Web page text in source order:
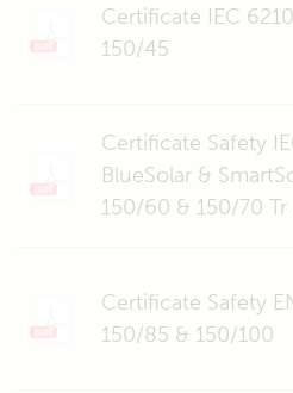
Certificate IEC
150/45
Certificate Safety
BlueSolar &
150/60 & 150/70
Certificate Safety
150/85 & 150/100